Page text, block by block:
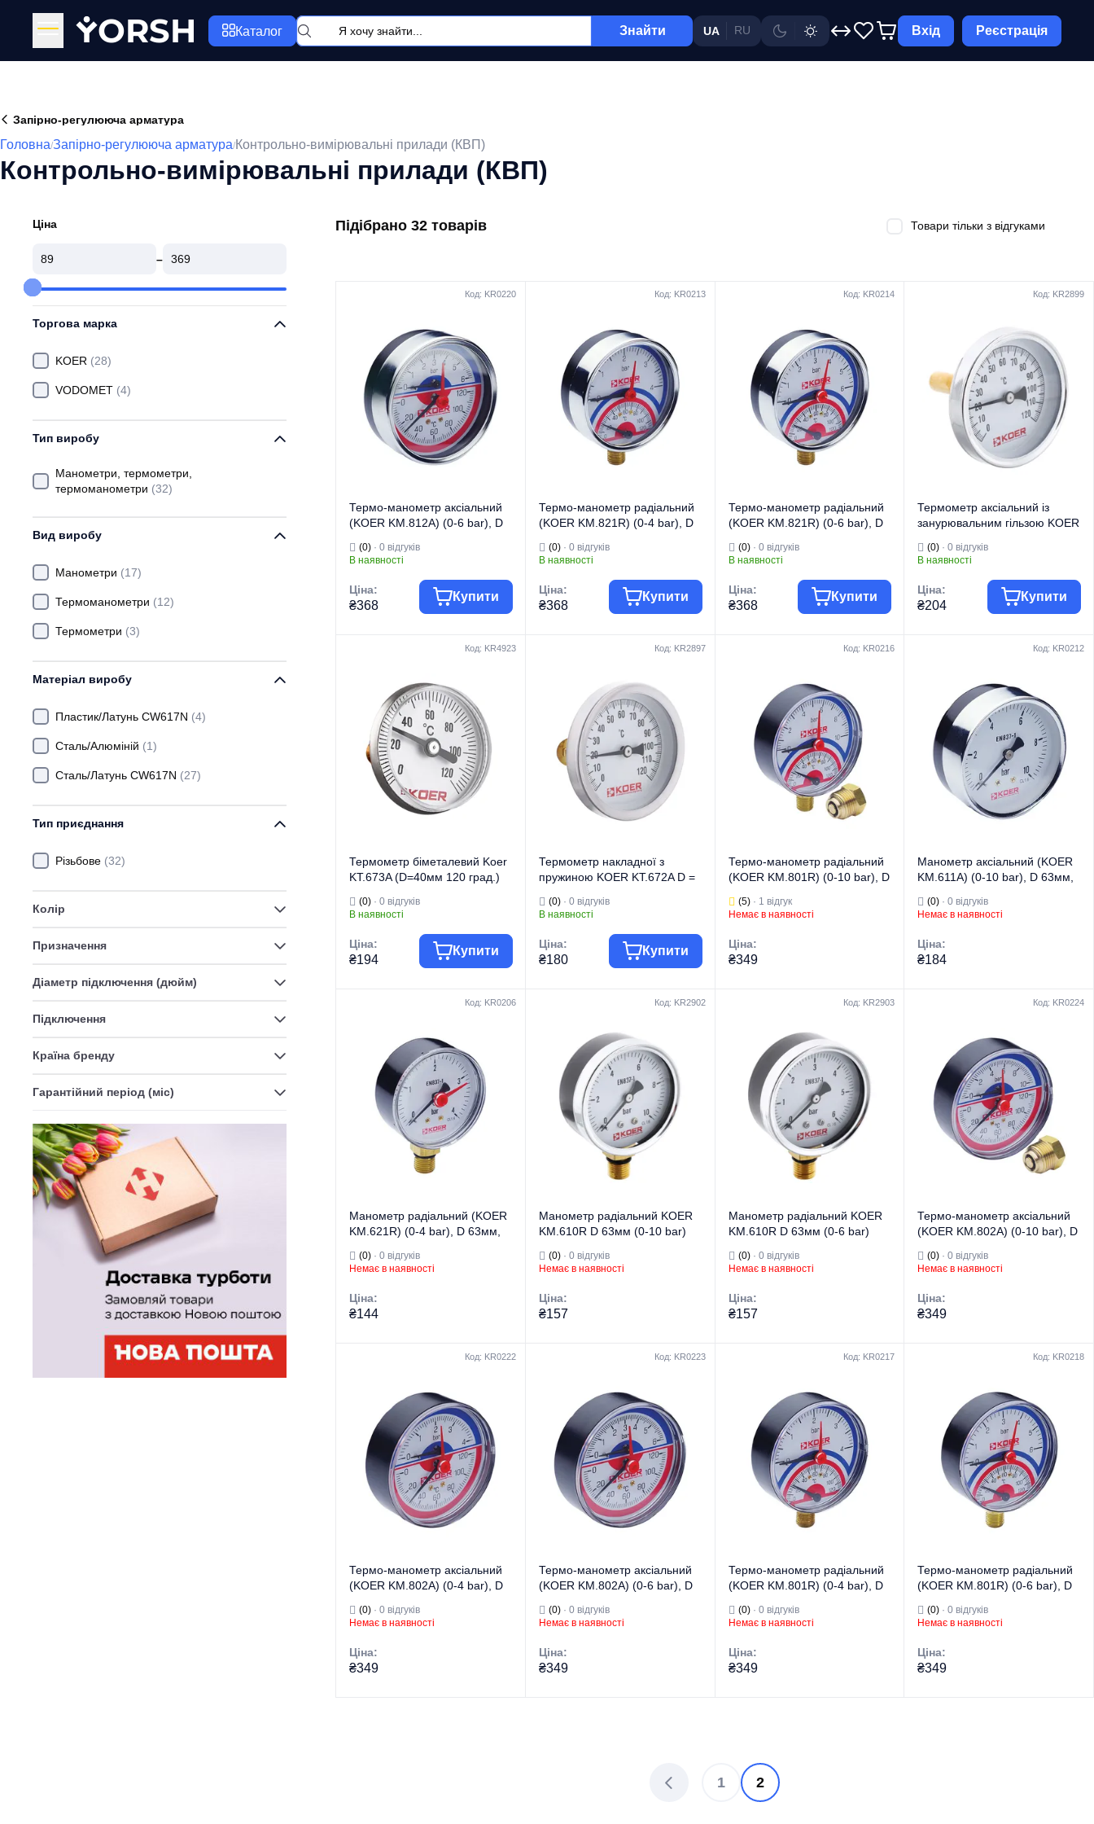
YORSH Каталог Знайти UA RU Вхід Реєстрація
Запірно-регулююча арматура
Головна/Запірно-регулююча арматура/Контрольно-вимірювальні прилади (КВП)
Контрольно-вимірювальні прилади (КВП)
Ціна
–
Торгова марка
KOER (28)
VODOMET (4)
Тип виробу
Манометри, термометри,
термоманометри (32)
Вид виробу
Манометри (17)
Термоманометри (12)
Термометри (3)
Матеріал виробу
Пластик/Латунь CW617N (4)
Сталь/Алюміній (1)
Сталь/Латунь CW617N (27)
Тип приєднання
Різьбове (32)
Колір
Призначення
Діаметр підключення (дюйм)
Підключення
Країна бренду
Гарантійний період (міс)
Підібрано 32 товарів Товари тільки з відгуками
Код: KR0220
Термо-манометр аксіальний
(KOER KM.812A) (0-6 bar), D
(0) · 0 відгуків
В наявності
Ціна:
₴368
Купити
Тип виробу
Манометри,
термометри,
термоманометри
Вид виробу
Термоманометри
Призначення
Вимірювання
тиску та
температури для
систем
опалення/
водопостачання
Країна бренду
Код: KR0213
Термо-манометр радіальний
(KOER KM.821R) (0-4 bar), D
(0)· 0 відгуків
В наявності
Ціна:
₴368
Купити
Тип виробу
Манометри,
термометри,
термоманометри
Вид виробу
Термоманометри
Призначення
Вимірювання
тиску та
температури для
систем
опалення/
водопостачання
Країна бренду
Код: KR0214
Термо-манометр радіальний
(KOER KM.821R) (0-6 bar), D
(0)· 0 відгуків
В наявності
Ціна:
₴368
Купити
Тип виробу
термометри,
термоманометри
Вид виробу
Термоманометри
Вимірювання
тиску та
температури для
систем
опалення/
водопостачання
Код: KR2899
Термометр аксіальний із
занурювальним гільзою KOER
(KR2899)
(0) · 0 відгуків
В наявності
Ціна:
₴204
Купити
Тип виробу
термометри,
термоманометри
Вид виробу
Термометри
Призначення
Вимірювання
температури в
системі
опалення та
гарячого
водопостачання
Країна бренду
Код: KR4923
Термометр біметалевий Koer
KT.673A (D=40мм 120 град.)
(0) · 0 відгуків
В наявності
Ціна:
₴194
Купити
Тип виробу
термометри,
термоманометри
Вид виробу
Термометри
Призначення
Вимірювання
температури у
системі
опалення.
Країна бренду
Код: KR2897
Термометр накладної з
пружиною KOER KT.672A D =
(0)· 0 відгуків
В наявності
Ціна:
₴180
Купити
Тип виробу
Манометри,
термометри,
термоманометри
Вид виробу
Термометри
Призначення
Вимірювання
температури
поверхні
трубопроводу
опалення.
Країна бренду
Код: KR0216
Термо-манометр радіальний
(KOER KM.801R) (0-10 bar), D
(5)· 1 відгук
Немає в наявності
Ціна:
₴349
Тип виробу
Манометри,
термометри,
термоманометри
Вид виробу
Термоманометри
Призначення
Вимірювання
тиску та
температури для
систем
опалення/
водопостачання
Країна бренду
Код: KR0212
Манометр аксіальний (KOER
KM.611A) (0-10 bar), D 63мм,
(0) · 0 відгуків
Немає в наявності
Ціна:
₴184
Тип виробу
термометри,
термоманометри
Вид виробу
Манометри
Призначення
Вимірювання
тиску для систем
опалення/
водопостачання
Країна бренду
Чехія
Код: KR0206
Манометр радіальний (KOER
KM.621R) (0-4 bar), D 63мм,
(0) · 0 відгуків
Немає в наявності
Ціна:
₴144
Тип виробу
термометри,
термоманометри
Вид виробу
Манометри
Призначення
Контролює тиск у
системі
опалення та
водопостачання.
Країна бренду
Код: KR2902
Манометр радіальний KOER
KM.610R D 63мм (0-10 bar)
(0)· 0 відгуків
Немає в наявності
Ціна:
₴157
Тип виробу
термометри,
термоманометри
Вид виробу
Манометри
Призначення
Контролює тиск у
системі
опалення та
водопостачання.
Країна бренду
Код: KR2903
Манометр радіальний KOER
KM.610R D 63мм (0-6 bar)
(0)· 0 відгуків
Немає в наявності
Ціна:
₴157
Тип виробу
Манометри,
термометри,
термоманометри
Вид виробу
Манометри
Призначення
Контролює тиск у
системі
опалення та
водопостачання.
Країна бренду
Код: KR0224
Термо-манометр аксіальний
(KOER KM.802A) (0-10 bar), D
(0) · 0 відгуків
Немає в наявності
Ціна:
₴349
Тип виробу
Манометри,
термометри,
термоманометри
Вид виробу
Термоманометри
Призначення
Вимірювання
тиску та
температури для
систем
опалення/
водопостачання
Код: KR0222
Термо-манометр аксіальний
(KOER KM.802A) (0-4 bar), D
(0) · 0 відгуків
Немає в наявності
Ціна:
₴349
Код: KR0223
Термо-манометр аксіальний
(KOER KM.802A) (0-6 bar), D
(0)· 0 відгуків
Немає в наявності
Ціна:
₴349
Термоманометри
Код: KR0217
Термо-манометр радіальний
(KOER KM.801R) (0-4 bar), D
(0)· 0 відгуків
Немає в наявності
Ціна:
₴349
Тип виробу
Вид виробу
Код: KR0218
Термо-манометр радіальний
(KOER KM.801R) (0-6 bar), D
(0) · 0 відгуків
Немає в наявності
Ціна:
₴349
1 2